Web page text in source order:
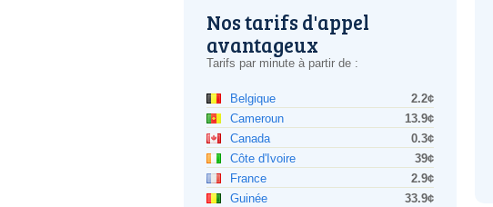
Nos tarifs d'appel
avantageux
Tarifs par minute à partir de :
Belgique
2.2¢
Cameroun
13.9¢
Canada
0.3¢
Côte d'Ivoire
39¢
France
2.9¢
Guinée
33.9¢